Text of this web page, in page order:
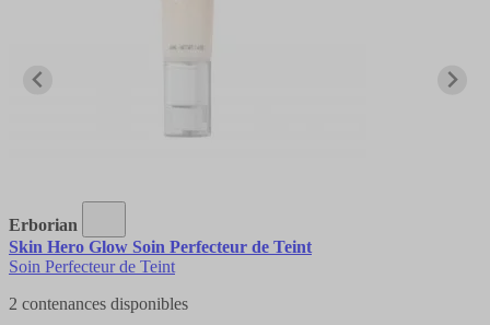
Erborian
Skin Hero Glow Soin Perfecteur de Teint
Soin Perfecteur de Teint
2 contenances disponibles